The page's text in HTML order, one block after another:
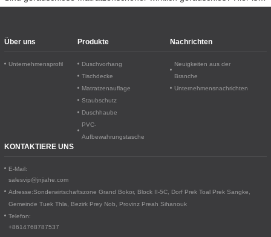
Über uns
Unternehmensprofil
Produkte
Duschvorhang
Tischdecke
Matratzenauflage
Staubschutz
Duschhaube
PVC-
Aufbewahrungstasche
Nachrichten
Neuigkeiten aus der
Branche
Unternehmensnachrichten
KONTAKTIERE UNS
E-Mail:
salesvip@jnjiahe.com
Adresse:Sonderwirtschaftszone Grand Bokor, Block II-5C, Dorf Prek Toal
Prek Sangke,
Gemeinde Tuek Thla, Bezirk Prey Nob, Provinz Preah Sihanouk
Telefon:
+8614768787537